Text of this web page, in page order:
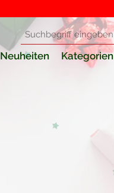
Neuheiten Kategorien